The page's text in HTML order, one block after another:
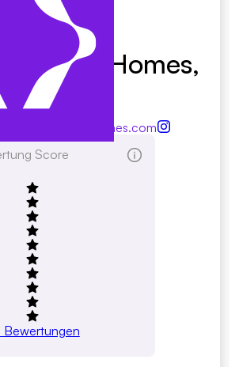
Valley Homes,
Inc.
Score
Bewertungen